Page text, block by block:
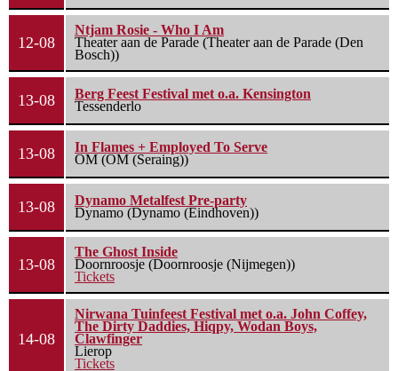
12-08
Ntjam Rosie - Who I Am
Theater aan de Parade (Theater aan de Parade (Den
Bosch))
13-08
Berg Feest Festival met o.a. Kensington
Tessenderlo
13-08
In Flames + Employed To Serve
OM (OM (Seraing))
13-08
Dynamo Metalfest Pre-party
Dynamo (Dynamo (Eindhoven))
13-08
The Ghost Inside
Doornroosje (Doornroosje (Nijmegen))
Tickets
14-08
Nirwana Tuinfeest Festival met o.a. John Coffey,
The Dirty Daddies, Hiqpy, Wodan Boys,
Clawfinger
Lierop
Tickets